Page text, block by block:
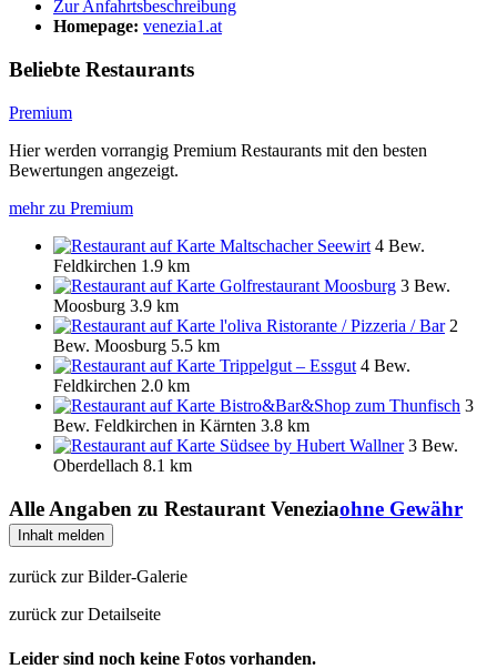
Zur Anfahrtsbeschreibung
Homepage: venezia1.at
Beliebte Restaurants
Premium
Hier werden vorrangig Premium Restaurants mit den besten
Bewertungen angezeigt.
mehr zu Premium
Maltschacher Seewirt 4 Bew.
Feldkirchen 1.9 km
Golfrestaurant Moosburg 3 Bew.
Moosburg 3.9 km
l'oliva Ristorante / Pizzeria / Bar 2
Bew. Moosburg 5.5 km
Trippelgut – Essgut 4 Bew.
Feldkirchen 2.0 km
Bistro&Bar&Shop zum Thunfisch 3
Bew. Feldkirchen in Kärnten 3.8 km
Südsee by Hubert Wallner 3 Bew.
Oberdellach 8.1 km
Alle Angaben zu Restaurant Veneziaohne Gewähr
Inhalt melden
zurück zur Bilder-Galerie
zurück zur Detailseite
Leider sind noch keine Fotos vorhanden.